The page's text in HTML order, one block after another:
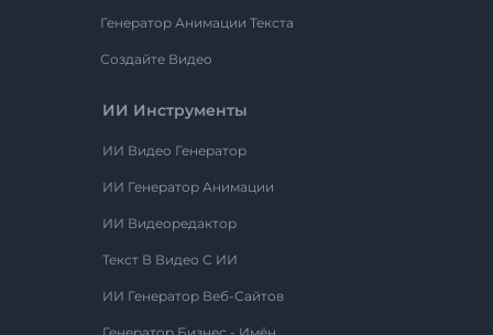
Генератор Анимации Текста
Создайте Видео
ИИ Инструменты
ИИ Видео Генератор
ИИ Генератор Анимации
ИИ Видеоредактор
Текст В Видео С ИИ
ИИ Генератор Веб-Сайтов